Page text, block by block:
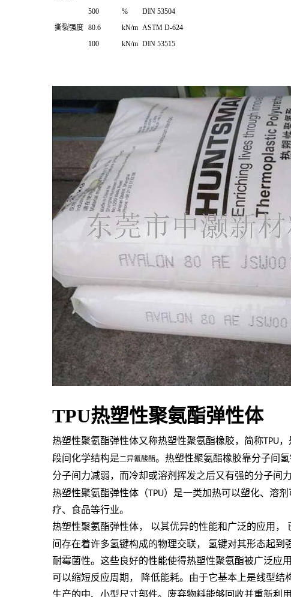
500 %
DIN 53504
撕裂强度 80.6 kN/m ASTM D-624
100
kN/m DIN 53515
TPU热塑性聚氨酯弹性体
热塑性聚氨酯弹性体又称热塑性聚氨酯橡胶，简称TPU，
段间化学结构是二异氰酸酯。热塑性聚氨酯橡胶靠分子间
分子间力减弱，而冷却或溶剂挥发之后又有强的分子间
热塑性聚氨酯弹性体（TPU）是一类加热可以塑化、溶
疗、食品等行业。
热塑性聚氨酯弹性体，
以其优异的性能和广泛的应用，
间存在着许多氢键构成的物理交联，
氢键对其形态起到
耐霉菌性。这些良好的性能使得热塑性聚氨酯被广泛应
可以缩短反应周期，
降低能耗。由于它基本上是线型结